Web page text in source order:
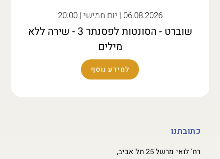
06.08.2026 | יום חמישי | 20:00
שוברט - הסונטות לפסנתר 3 - שירה ללא
מילים
למידע נוסף
כתובתנו
רח' לואי מרשל 25 תל אביב,